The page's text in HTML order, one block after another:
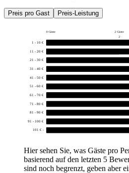
Preis pro Gast Preis-Leistung
0 Gäste 2 Gäste
2
1 - 10 €
11 - 20 €
21 - 30 €
31 - 40 €
41 - 50 €
51 - 60 €
61 - 70 €
71 - 80 €
81 - 90 €
91 - 100 €
101 € -
Hier sehen Sie, was Gäste pro
basierend auf den letzten 5
sind noch begrenzt, geben aber